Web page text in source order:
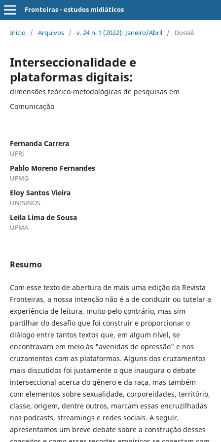
Fronteiras - estudos midiáticos
Início / Arquivos / v. 24 n. 1 (2022): Janeiro/Abril / Dossiê
Interseccionalidade e
plataformas digitais:
dimensões teórico-metodológicas de pesquisas em
Comunicação
Fernanda Carrera
UFRJ
Pablo Moreno Fernandes
UFMG
Eloy Santos Vieira
UNISINOS
Leila Lima de Sousa
UFMA
Resumo
Com esse texto de abertura de mais uma edição da Revista
Fronteiras, a nossa intenção não é a de conduzir ou tutelar a
experiência de leitura, muito pelo contrário, mas sim
partilhar do desafio que foi construir e proporcionar o
diálogo entre tantos textos que, em algum nível, se
encontravam em meio às "avenidas de opressão" e nos
cruzamentos com as plataformas. Alguns dos cruzamentos
mais discutidos foi justamente o que inaugura o debate
interseccional acerca do gênero e da raça, mas também
com elementos sobre sexualidade, corporeidades, território,
classe, origem, dentre outros, marcam essas encruzilhadas
nos podcasts, streamings e redes sociais. A seguir,
apresentamos um breve debate sobre a construção desses